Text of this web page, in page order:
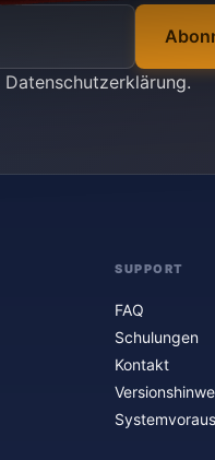
Datenschutzerklärung.
SUPPORT
FAQ
Schulungen
Kontakt